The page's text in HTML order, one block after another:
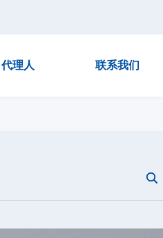
代理人 联系我们